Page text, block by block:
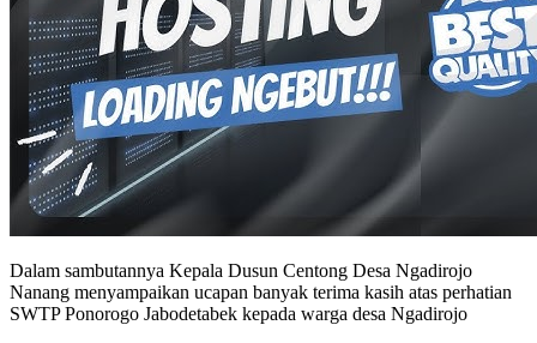
Dalam sambutannya Kepala Dusun Centong Desa Ngadirojo
Nanang menyampaikan ucapan banyak terima kasih atas perhatian
SWTP Ponorogo Jabodetabek kepada warga desa Ngadirojo